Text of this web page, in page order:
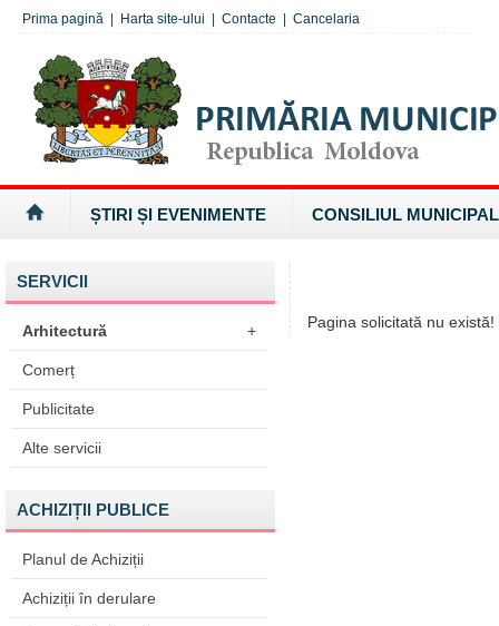
Prima pagină Harta site-ului Contacte Cancelaria
ȘTIRI ȘI EVENIMENTE CONSILIUL MUNICIPAL
SERVICII
Arhitectură +
Comerț
Publicitate
Alte servicii
ACHIZIȚII PUBLICE
Planul de Achiziții
Achiziții în derulare
Pagina solicitată nu există!